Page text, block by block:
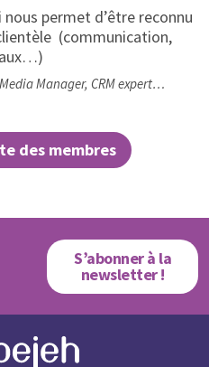
permet d’être reconnu
(communication,
Manager, CRM expert…
des membres
S’abonner à la
newsletter !